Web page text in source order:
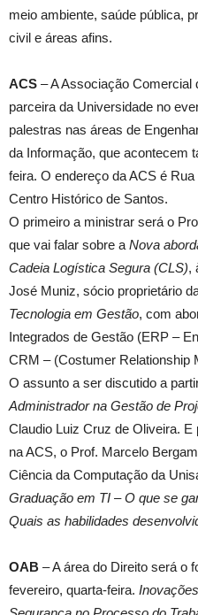
meio ambiente, saúde pública,
civil e áreas afins.
ACS – A Associação
parceira da Universidade no
palestras nas áreas de
da Informação, que acontecem
feira. O endereço da ACS é
Centro Histórico de Santos.
O primeiro a ministrar será o
que vai falar sobre a Nova
Cadeia Logística Segura (CLS),
José Muniz, sócio proprietário
Tecnologia em Gestão, com
Integrados de Gestão (ERP –
CRM – (Costumer Relationship
O assunto a ser discutido a
Administrador na Gestão de
Claudio Luiz Cruz de Oliveira.
na ACS, o Prof. Marcelo
Ciência da Computação da
Graduação em TI – O que se
Quais as habilidades
OAB – A área do Direito será o
fevereiro, quarta-feira.